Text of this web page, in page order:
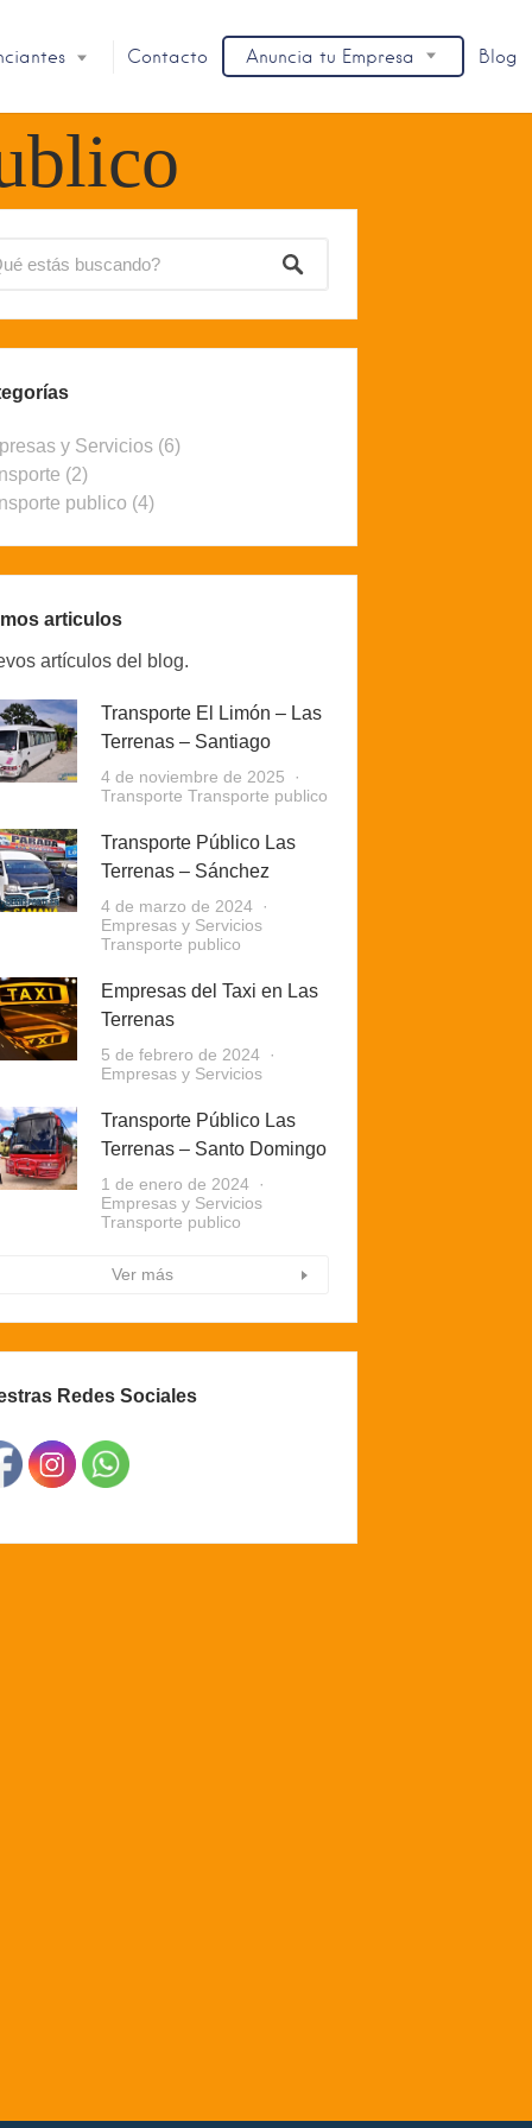
Contacto Anuncia tu Empresa Blog
y Servicios (6)
(2)
publico (4)
articulos
artículos del blog.
Transporte El Limón – Las
Terrenas – Santiago
4 de noviembre de 2025
Transporte Transporte publico
Transporte Público Las
Terrenas – Sánchez
4 de marzo de 2024
Empresas y Servicios
Transporte publico
Empresas del Taxi en Las
Terrenas
5 de febrero de 2024
Empresas y Servicios
Transporte Público Las
Terrenas – Santo Domingo
1 de enero de 2024
Empresas y Servicios
Transporte publico
Ver más
Redes Sociales